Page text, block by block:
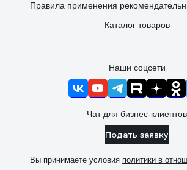
Правила применения
Каталог товаров
Наши соцсети
Чат для бизнес-клиентов
Подать заявку
Вы принимаете условия политики в